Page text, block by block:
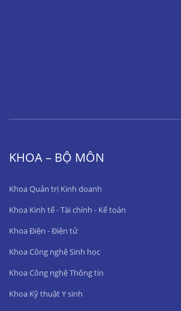
KHOA – BỘ MÔN
Khoa Quản trị Kinh doanh
Khoa Kinh tế - Tài chính - Kế toán
Khoa Điện - Điện tử
Khoa Công nghệ Sinh học
Khoa Công nghệ Thông tin
Khoa Kỹ thuật Y sinh